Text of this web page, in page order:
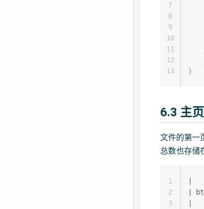
}
7
8
9
10
11
12
13
6.3 主
文件的第一
总数也存储
|
|
1
2
3